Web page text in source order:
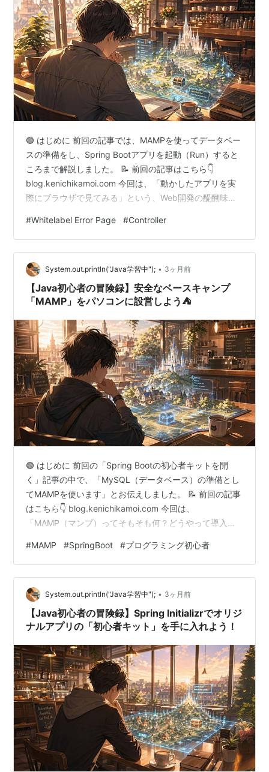
🟢 はじめに 前回の記事では、MAMPを使ってデータベー
スの準備をし、Spring Bootアプリを起動（Run）すると
ころまで解説しました。 📝 前回の記事はこちら👇
blog.kenichikamoi.com 今回は、「動かしたアプリを実
際にブラウザで見てみる」という、Web開発の醍醐味を
ってみたい！という方の参考になれば幸いです🙌 💻 アプ
リ起動「8080番の入り口」が開く まずは、前回VSCode
で「Run」を押した後のターミナル（黒い画面）のログを
よく見てみましょう。 ズラーッと流れてきた英語の最後
に Started TaskA…
#Whitelabel Error Page #Controller
System.out.println("Java学習中"); • 3ヶ月前
【Java初心者の冒険録】安全なベースキャンプ
「MAMP」をパソコンに設営しよう⛺
🟢 はじめに 前回の「Spring Bootの初心者キットを開
く」記事の中で、「MySQL（データベース）の準備とし
てMAMPを使います」とお伝えしました。 📝 前回の記事
はこちら👇 blog.kenichikamoi.com 今回は、
「MAMP（マンプ）ってそもそも何？どうやって導入す
す。 「MAMP（マンプ）」は、Web開発の冒険に出るす
べての初心者にとって、知っておいて損はない必須アイ
テムだと思います。 🤔 なぜ「MAMP」が必要なの？
Webアプリを動かすには、 「PHPなどのプログラミング
言語」 「Webサーバー（Apache）」 「…
#MAMP #SpringBoot #プログラミング初心者
System.out.println("Java学習中"); • 3ヶ月前
【Java初心者の冒険録】Spring Initializrでオリジ
ナルアプリの「初心者キット」を手に入れよう！